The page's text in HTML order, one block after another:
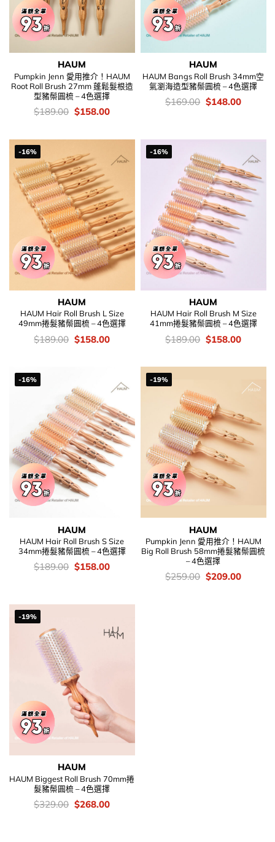
HAUM
Pumpkin Jenn 愛用推介！HAUM
Root Roll Brush 27mm 蓬鬆髮根造
型豬鬃圓梳 – 4色選擇
價
錢：
$189.00 Original
price
$189.00.
$158.00Current
$158.00.
HAUM
HAUM Bangs Roll Brush 34mm空
氣瀏海造型豬鬃圓梳 – 4色選擇
價
錢：
$169.00 Original
price
$148.00Current
-16%
HAUM
HAUM Hair Roll Brush L Size
49mm捲髮豬鬃圓梳 – 4色選擇
價
錢：
$189.00 Original
price
$158.00Current
$158.00.
-16%
HAUM
HAUM Hair Roll Brush M Size
41mm捲髮豬鬃圓梳 – 4色選擇
價
錢：
$189.00 Original
price
$189.00.
$158.00Current
-16%
HAUM
HAUM Hair Roll Brush S Size
34mm捲髮豬鬃圓梳 – 4色選擇
價
$189.00 Original
$158.00Current
-19%
HAUM
Pumpkin Jenn 愛用推介！HAUM
Big Roll Brush 58mm捲髮豬鬃圓梳
– 4色選擇
價
$259.00 Original
$209.00Current
-19%
HAUM
HAUM Biggest Roll Brush 70mm捲
髮豬鬃圓梳 – 4色選擇
價
錢：
$329.00 Original
price
$268.00Current